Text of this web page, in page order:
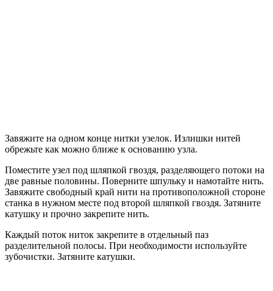
Завяжите на одном конце нитки узелок. Излишки нитей
обрежьте как можно ближе к основанию узла.
Поместите узел под шляпкой гвоздя, разделяющего потоки на
две равные половины. Поверните шпульку и намотайте нить.
Завяжите свободный край нити на противоположной стороне
станка в нужном месте под второй шляпкой гвоздя. Затяните
катушку и прочно закрепите нить.
Каждый поток ниток закрепите в отдельный паз
разделительной полосы. При необходимости используйте
зубочистки. Затяните катушки.